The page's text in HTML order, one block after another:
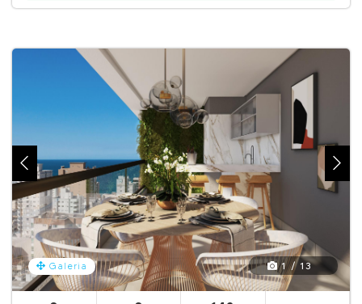
Galeria 1 / 13